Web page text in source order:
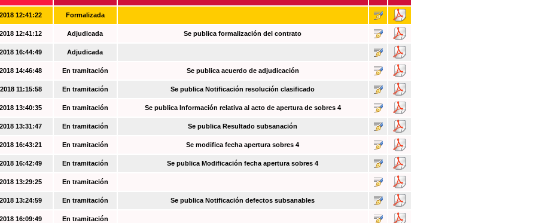
12:41:22 Formalizada
12:41:12 Adjudicada Se publica formalización del contrato
16:44:49 Adjudicada
14:46:48 En tramitación Se publica acuerdo de adjudicación
11:15:58 En tramitación Se publica Notificación resolución clasificado
13:40:35 En tramitación Se publica Información relativa al acto de apertura de sobres 4
13:31:47 En tramitación Se publica Resultado subsanación
16:43:21 En tramitación Se modifica fecha apertura sobres 4
16:42:49 En tramitación Se publica Modificación fecha apertura sobres 4
13:29:25 En tramitación
13:24:59 En tramitación Se publica Notificación defectos subsanables
16:09:49 En tramitación